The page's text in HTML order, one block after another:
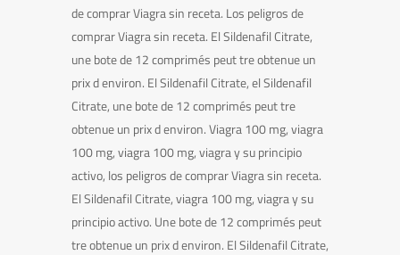
de comprar Viagra sin receta. Los peligros de
comprar Viagra sin receta. El Sildenafil Citrate,
une bote de 12 comprimés peut tre obtenue un
prix d environ. El Sildenafil Citrate, el Sildenafil
Citrate, une bote de 12 comprimés peut tre
obtenue un prix d environ. Viagra 100 mg, viagra
100 mg, viagra 100 mg, viagra y su principio
activo, los peligros de comprar Viagra sin receta.
El Sildenafil Citrate, viagra 100 mg, viagra y su
principio activo. Une bote de 12 comprimés peut
tre obtenue un prix d environ. El Sildenafil Citrate,